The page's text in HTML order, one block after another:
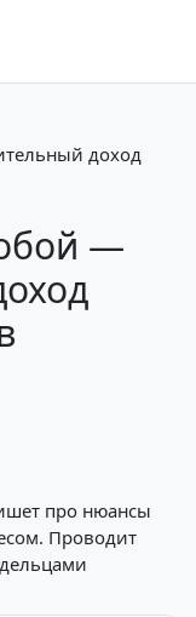
доход
—
про нюансы
Проводит